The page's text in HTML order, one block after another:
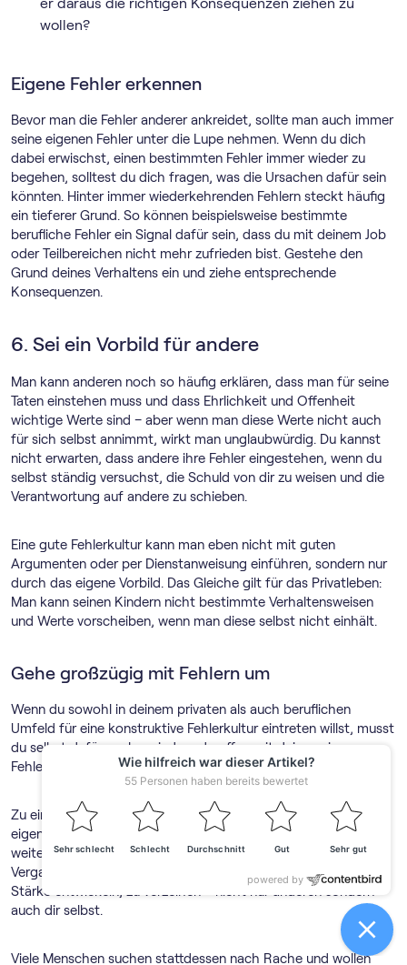
wollen?
Eigene Fehler erkennen
Bevor man die Fehler anderer ankreidet, sollte man auch immer
seine eigenen Fehler unter die Lupe nehmen. Wenn du dich
dabei erwischst, einen bestimmten Fehler immer wieder zu
begehen, solltest du dich fragen, was die Ursachen dafür sein
könnten. Hinter immer wiederkehrenden Fehlern steckt häufig
ein tieferer Grund. So können beispielsweise bestimmte
berufliche Fehler ein Signal dafür sein, dass du mit deinem Job
oder Teilbereichen nicht mehr zufrieden bist. Gestehe den
Grund deines Verhaltens ein und ziehe entsprechende
Konsequenzen.
6. Sei ein Vorbild für andere
Man kann anderen noch so häufig erklären, dass man für seine
Taten einstehen muss und dass Ehrlichkeit und Offenheit
wichtige Werte sind – aber wenn man diese Werte nicht auch
für sich selbst annimmt, wirkt man unglaubwürdig. Du kannst
nicht erwarten, dass andere ihre Fehler eingestehen, wenn du
selbst ständig versuchst, die Schuld von dir zu weisen und die
Verantwortung auf andere zu schieben.
Eine gute Fehlerkultur kann man eben nicht mit guten
Argumenten oder per Dienstanweisung einführen, sondern nur
durch das eigene Vorbild. Das Gleiche gilt für das Privatleben:
Man kann seinen Kindern nicht bestimmte Verhaltensweisen
und Werte vorscheiben, wenn man diese selbst nicht einhält.
Gehe großzügig mit Fehlern um
Wenn du sowohl in deinem privaten als auch beruflichen
Umfeld für eine konstruktive Fehlerkultur eintreten willst, musst
du selbst dafür werben, indem du offen mit deinen eigenen
Fehlern und großzügig mit den Fehlern anderer umgehst.
Zu einer vorbildlichen Fehlerkultur gehört mehr, als zu den
eigenen Fehlern zu stehen: Stärke zeigst du, indem du nicht
weiter nach Rechtfertigungen suchst und Fehler, die in der
Vergangenheit begangen wurden, ruhen lässt. Du solltest die
Stärke entwickeln, zu verzeihen – nicht nur anderen sondern
auch dir selbst.
Viele Menschen suchen stattdessen nach Rache und wollen